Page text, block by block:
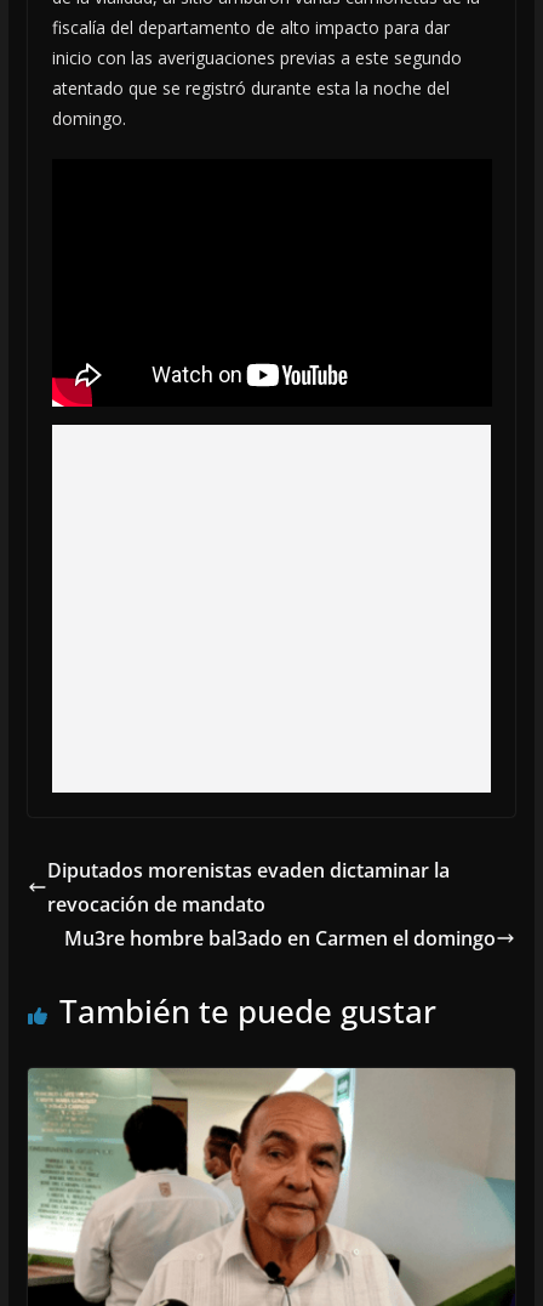
fiscalía del departamento de alto impacto para dar
inicio con las averiguaciones previas a este segundo
atentado que se registró durante esta la noche del
domingo.
Diputados morenistas evaden dictaminar la
revocación de mandato
Mu3re hombre bal3ado en Carmen el domingo
También te puede gustar